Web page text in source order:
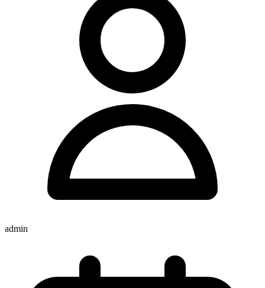
admin